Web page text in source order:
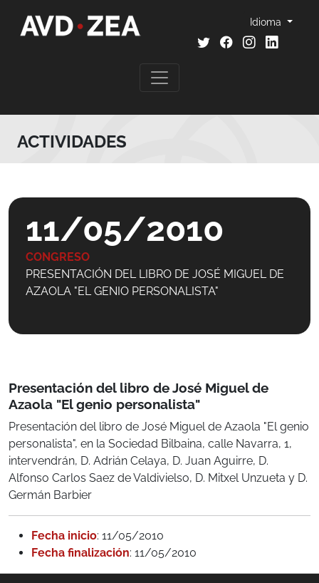
Idioma
ACTIVIDADES
11/05/2010
CONGRESO
PRESENTACIÓN DEL LIBRO DE JOSÉ MIGUEL DE
AZAOLA "EL GENIO PERSONALISTA"
Presentación del libro de José Miguel de
Azaola "El genio personalista"
Presentación del libro de José Miguel de Azaola "El genio
personalista", en la Sociedad Bilbaina, calle Navarra, 1,
intervendrán, D. Adrián Celaya, D. Juan Aguirre, D.
Alfonso Carlos Saez de Valdivielso, D. Mitxel Unzueta y D.
Germán Barbier
Fecha inicio: 11/05/2010
Fecha finalización: 11/05/2010